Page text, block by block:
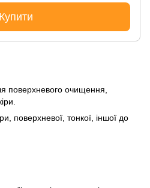
Купити
поверхневого очищення,
поверхневої, тонкої, іншої до